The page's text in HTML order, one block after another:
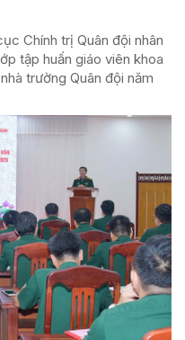
Chính trị Quân đội nhân
tập huấn giáo viên khoa
trường Quân đội năm